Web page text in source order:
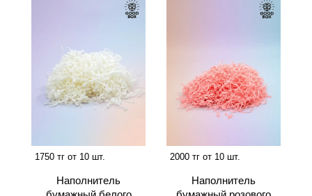
1750 тг от 10 шт.
Наполнитель
2000 тг от 10 шт.
Наполнитель